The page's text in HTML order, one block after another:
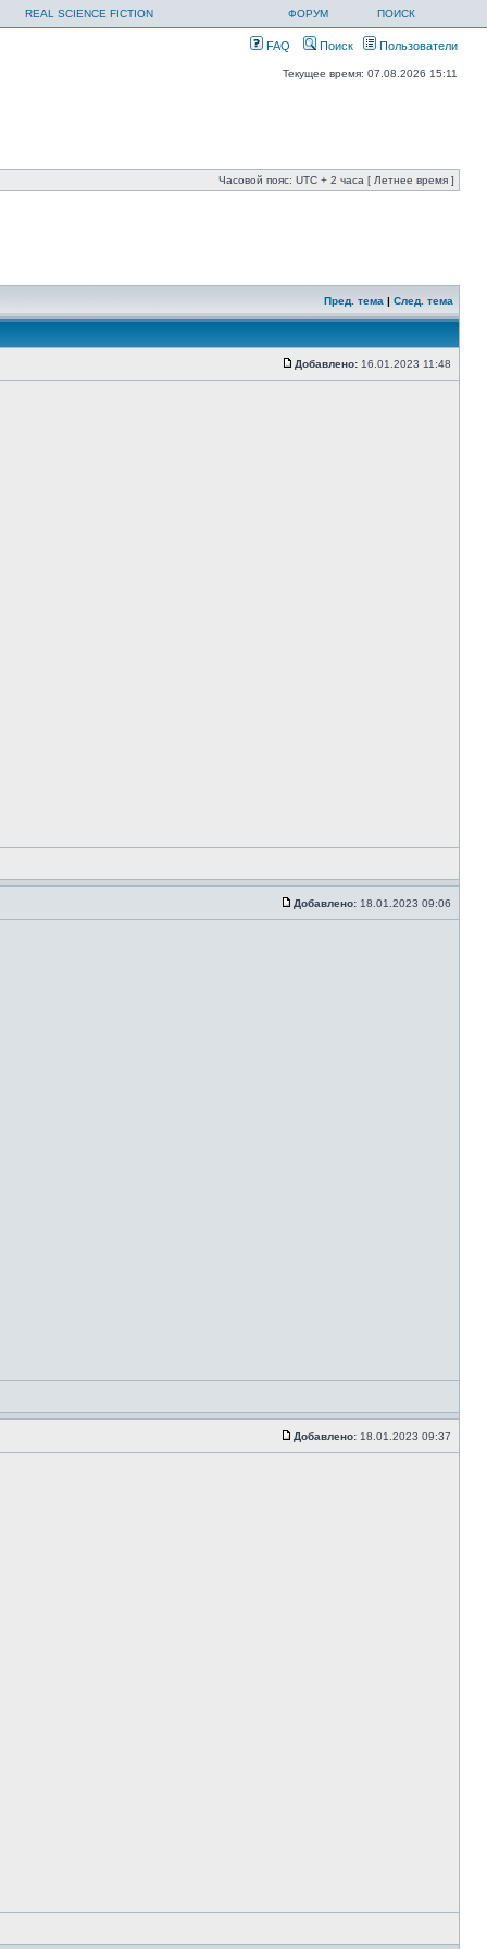
REAL SCIENCE FICTION ФОРУМ ПОИСК
FAQ Поиск Пользователи
Текущее время: 07.08.2026 15:11
Часовой пояс: UTC + 2 часа [ Летнее время ]
Пред. тема | След. тема
Добавлено: 16.01.2023 11:48
Добавлено: 18.01.2023 09:06
Добавлено: 18.01.2023 09:37